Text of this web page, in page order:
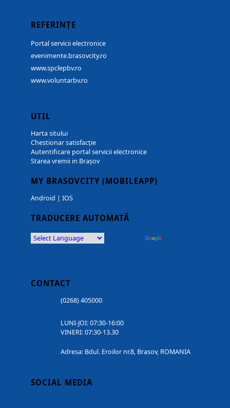
REFERINȚE
Portal servicii electronice
evenimente.brasovcity.ro
www.spclepbv.ro
www.voluntarbv.ro
UTIL
Harta sitului
Chestionar satisfacție
Autentificare portal servicii electronice
Starea vremii in Brașov
MY BRASOVCITY (MOBILEAPP)
Android | IOS
TRADUCERE AUTOMATĂ
CONTACT
(0268) 405000
LUNI-JOI: 07:30-16:00
VINERI: 07:30-13.30
Adresa: Bdul. Eroilor nr.8, Brasov, ROMANIA
SOCIAL MEDIA